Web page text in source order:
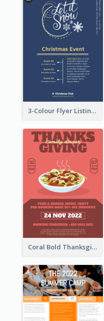
3-Colour Flyer Listing Christmas Activities
Coral Bold Thanksgiving Dinner Promotion Flyer